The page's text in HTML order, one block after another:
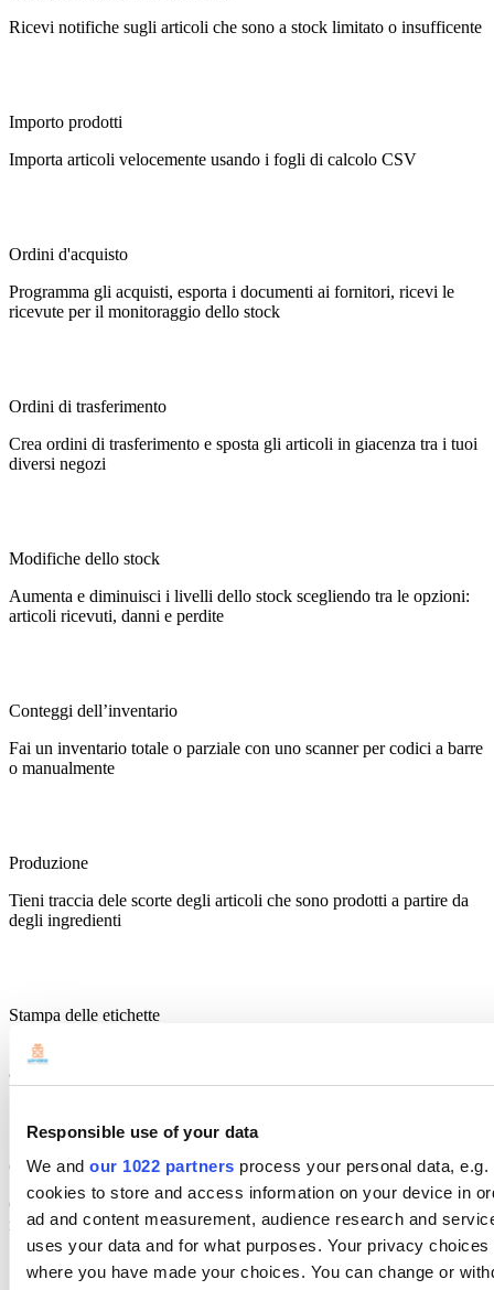
Responsible use of your data
We and our 1022 partners process your personal data,
cookies to store and access information on your device in
ad and content measurement, audience research and
uses your data and for what purposes. Your privacy
where you have made your choices. You can change or
Ricevi notifiche sugli articoli che sono a stock limitato o insufficente
Importo prodotti
Importa articoli velocemente usando i fogli di calcolo CSV
Ordini d'acquisto
Programma gli acquisti, esporta i documenti ai fornitori, ricevi le
ricevute per il monitoraggio dello stock
Ordini di trasferimento
Crea ordini di trasferimento e sposta gli articoli in giacenza tra i tuoi
diversi negozi
Modifiche dello stock
Aumenta e diminuisci i livelli dello stock scegliendo tra le opzioni:
articoli ricevuti, danni e perdite
Conteggi dell’inventario
Fai un inventario totale o parziale con uno scanner per codici a barre
o manualmente
Produzione
Tieni traccia dele scorte degli articoli che sono prodotti a partire da
degli ingredienti
Stampa delle etichette
Stampa le etichette dei codici a barre per aggiungere agevolmente gli
articoli alla vendita
Cronologia inventario
Ottieni informazioni sul flusso del tuo inventario, visualizzando il
registro delle modifiche